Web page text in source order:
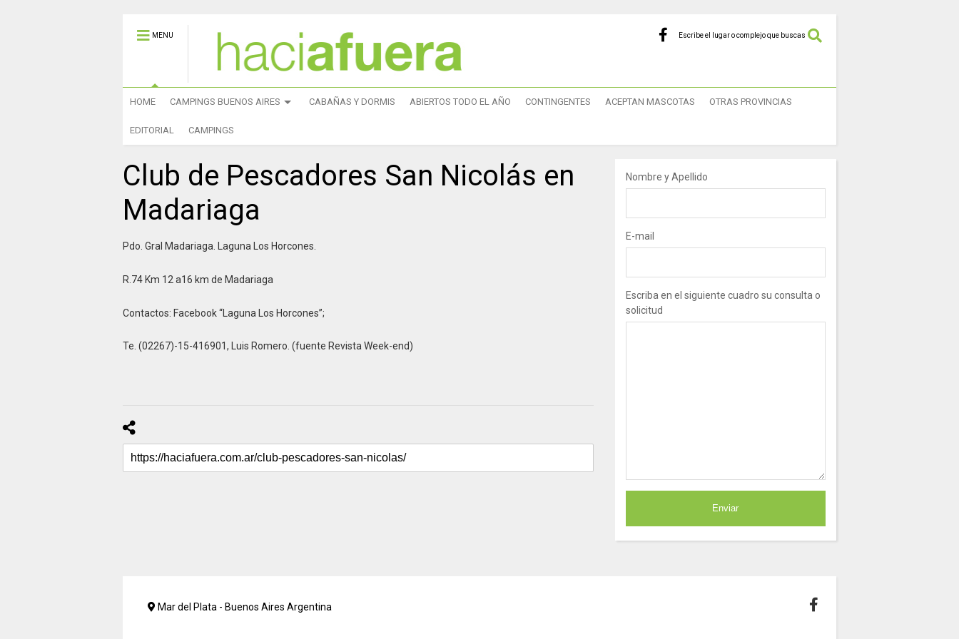
MENU Escribe el lugar o complejo que buscas
HOME CAMPINGS BUENOS AIRES CABAÑAS Y DORMIS ABIERTOS TODO EL AÑO CONTINGENTES ACEPTAN MASCOTAS OTRAS PROVINCIAS
EDITORIAL CAMPINGS
Club de Pescadores San Nicolás en
Madariaga
Pdo. Gral Madariaga. Laguna Los Horcones.
R.74 Km 12 a16 km de Madariaga
Contactos: Facebook “Laguna Los Horcones”;
Te. (02267)-15-416901, Luis Romero. (fuente Revista Week-end)
Nombre y Apellido
E-mail
Escriba en el siguiente cuadro su consulta o
solicitud
Mar del Plata - Buenos Aires Argentina